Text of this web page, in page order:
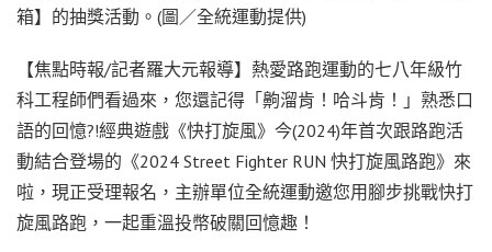
箱】的抽獎活動。(圖／全統運動提供)
【焦點時報/記者羅大元報導】熱愛路跑運動的七八年級竹
科工程師們看過來，您還記得「齁溜肯！哈斗肯！」熟悉口
語的回憶?!經典遊戲《快打旋風》今(2024)年首次跟路跑活
動結合登場的《2024 Street Fighter RUN 快打旋風路跑》來
啦，現正受理報名，主辦單位全統運動邀您用腳步挑戰快打
旋風路跑，一起重溫投幣破關回憶趣！